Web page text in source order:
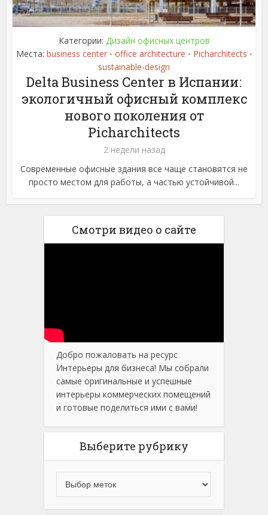
Категории: Дизайн офисных центров
Места: business center • office architecture • Picharchitects •
sustainable-design
Delta Business Center в Испании:
экологичный офисный комплекс
нового поколения от
Picharchitects
2 недели назад
Современные офисные здания все чаще становятся не
просто местом для работы, а частью устойчивой...
Смотри видео о сайте
Добро пожаловать на ресурс
Интерьеры для бизнеса! Мы собрали
самые оригинальные и успешные
интерьеры коммерческих помещений
и готовые поделиться ими с вами!
Выберите рубрику